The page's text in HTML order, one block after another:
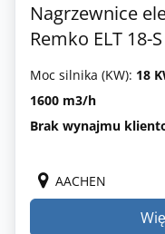
Nagrzewnice
Remko ELT 18-
Moc silnika (KW): 18
1600 m3/h
Brak wynajmu
AACHEN